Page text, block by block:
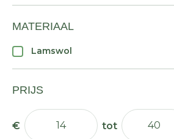
MATERIAAL
Lamswol
PRIJS